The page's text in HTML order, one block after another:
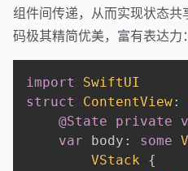
组件间传递，从而实现状态
码极其精简优美，富有表达力：
import
SwiftUI
struct
ContentView:
@State
private
var body : some
VStack
{